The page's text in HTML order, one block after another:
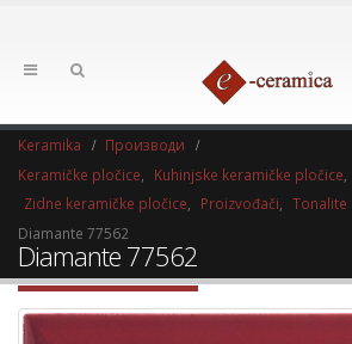
Keramika
Производи
Keramičke pločice
Kuhinjske keramičke pločice
Zidne keramičke pločice
Proizvođači
Tonalite
Diamante 77562
Diamante 77562